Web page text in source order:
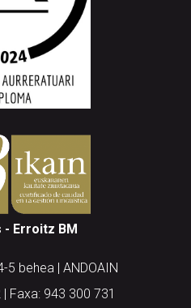
Erroitz BM
5 behea | ANDOAIN
Faxa: 943 300 731